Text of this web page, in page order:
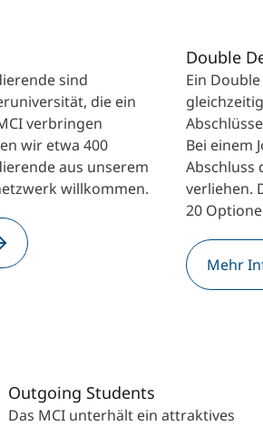
Bachelor/Master
am MCI
Programme
sind
die ein
verbringen
wir etwa 400
aus unserem
willkommen.
Double
Ein
Bei einem
Abschluss
verliehen.
20
Mehr
Outgoing Students
Das MCI unterhält ein attraktives